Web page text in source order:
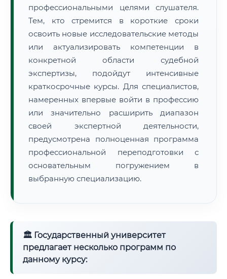
профессиональными целями слушателя.
Тем, кто стремится в короткие сроки
освоить новые исследовательские методы
или актуализировать компетенции в
конкретной области судебной
экспертизы, подойдут интенсивные
краткосрочные курсы. Для специалистов,
намеренных впервые войти в профессию
или значительно расширить диапазон
своей экспертной деятельности,
предусмотрена полноценная программа
профессиональной переподготовки с
основательным погружением в
выбранную специализацию.
🏛 Государственный университет
предлагает несколько программ по
данному курсу: